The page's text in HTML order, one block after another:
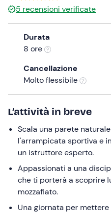
the
question
mark
keyboard
shortcuts
for
changing
dates.
5 recensioni verificate
Durata
8 ore
Cancellazione
Molto flessibile
L’attività in breve
Scala una parete
l'arrampicata sportiva e
un istruttore esperto.
Appassionati a una
che ti porterà a scoprire
mozzafiato.
Una giornata per